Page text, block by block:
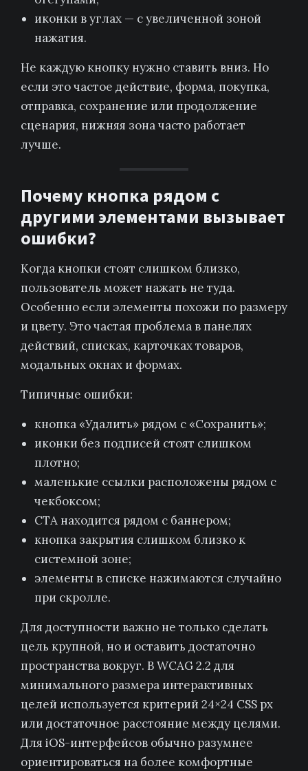
иконки в углах — с увеличенной зоной
нажатия.
Не каждую кнопку нужно ставить вниз. Но
если это частое действие, форма, покупка,
отправка, сохранение или продолжение
сценария, нижняя зона часто работает
лучше.
Почему кнопка рядом с
другими элементами вызывает
ошибки?
Когда кнопки стоят слишком близко,
пользователь может нажать не туда.
Особенно если элементы похожи по размеру
и цвету. Это частая проблема в панелях
действий, списках, карточках товаров,
модальных окнах и формах.
Типичные ошибки:
кнопка «Удалить» рядом с «Сохранить»;
иконки без подписей стоят слишком
плотно;
маленькие ссылки расположены рядом с
чекбоксом;
CTA находится рядом с баннером;
кнопка закрытия слишком близко к
системной зоне;
элементы в списке нажимаются случайно
при скролле.
Для доступности важно не только сделать
цель крупной, но и оставить достаточно
пространства вокруг. В WCAG 2.2 для
минимального размера интерактивных
целей используется критерий 24×24 CSS px
или достаточное расстояние между целями.
Для iOS-интерфейсов обычно разумнее
ориентироваться на более комфортные